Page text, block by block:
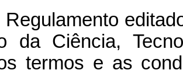
da Ciência,
termos e as